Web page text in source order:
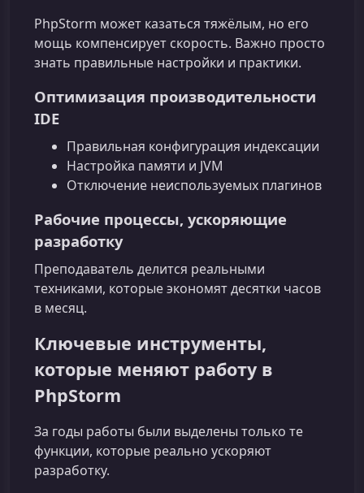
PhpStorm может казаться тяжёлым, но его
мощь компенсирует скорость. Важно просто
знать правильные настройки и практики.
Оптимизация производительности
IDE
Правильная конфигурация индексации
Настройка памяти и JVM
Отключение неиспользуемых плагинов
Рабочие процессы, ускоряющие
разработку
Преподаватель делится реальными
техниками, которые экономят десятки часов
в месяц.
Ключевые инструменты,
которые меняют работу в
PhpStorm
За годы работы были выделены только те
функции, которые реально ускоряют
разработку.